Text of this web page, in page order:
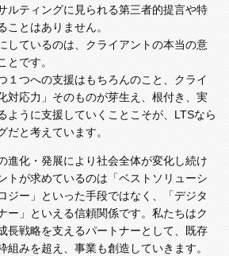
ルティングに見られる第三者的提言や特
ことはありません。
しているのは、クライアントの本当の意
とです。
１つへの支援はもちろんのこと、クライ
対応力」そのものが芽生え、根付き、実
ように支援していくことこそが、LTSなら
だと考えています。
進化・発展により社会全体が変化し続け
トが求めているのは「ベストソリューシ
ジー」といった手段ではなく、「デジタ
ー」といえる信頼関係です。私たちはク
長戦略を支えるパートナーとして、既存
組みを超え、事業も創造していきます。